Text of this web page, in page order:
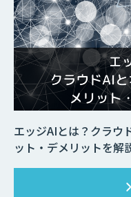
エッジAIとは？クラウ
ット・デメリットを解